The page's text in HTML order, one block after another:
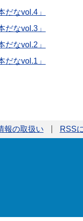
だなvol.4」
だなvol.3」
だなvol.2」
だなvol.1」
報の取扱い RSS